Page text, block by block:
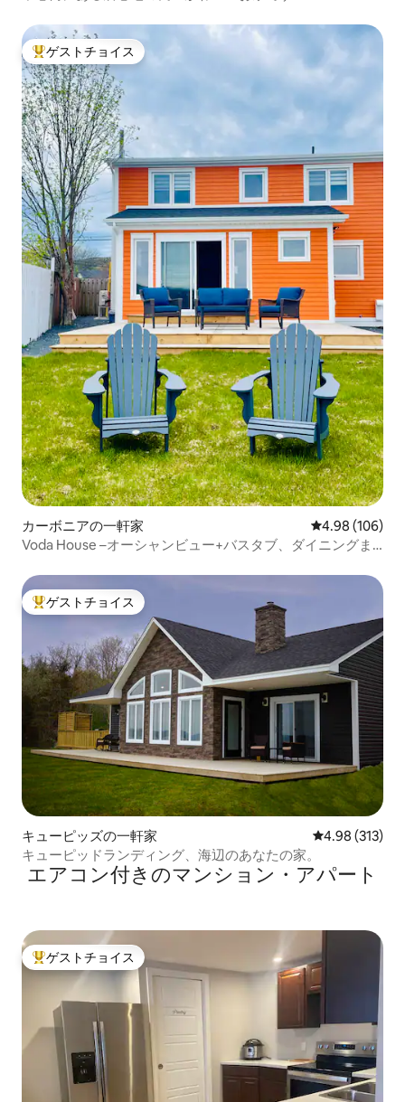
大好評のゲストチョイスです。
ゲストチョイス
カーボニアの一軒家 レビュー106
4.98 (106)
Voda House –オーシャンビュー+バスタブ、ダイニングま
大好評のゲストチョイスです。
ゲストチョイス
キューピッズの一軒家 レビュー313
4.98 (313)
キューピッドランディング、海辺のあなたの家。
エアコン付きのマンション・アパート
大好評のゲストチョイスです。
ゲストチョイス